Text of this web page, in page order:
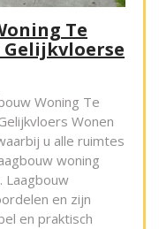
Te
Gelijkvloerse
Woning Te
Wonen
u alle ruimtes
woning
Laagbouw
en zijn
en praktisch